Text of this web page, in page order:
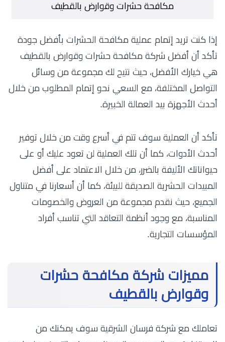
مكافحة حشرات وقوارض بالقطيف
إذا كنت تريد إتمام عملية مكافحة الحشرات بأفضل جودة
تأكد أن أفضل شركة مكافحة حشرات وقوارض بالقطيف
هي خيارك الأفضل، حيث نتيح لك مجموعة من وسائل
التواصل المختلفة، مع السعي نحو إتمام المطلوب من خلال
أحدث الأجهزة بيد العمالة الخبيرة.
تأكد أن العملية سوف تتم في أسرع وقت من خلال توفير
أحدث الأدوات، كما أن تلك العملية لن تعود عليك أو على
حيواناتك الأليفة بالضرر، من خلال الاعتماد على أفضل
المبيدات الحشرية الصديقة للبيئة، كما أن أسعارنا في متناول
الجميع، حيث نقدم مجموعة من العروض والخصومات
المناسبة، مع وجود أنظمة التعاقد التي تناسب أفراد
المؤسسات التجارية.
مميزات شركة مكافحة حشرات
وقوارض بالقطيف
تعاملك مع شركة فرسان الشرقية سوف يمكنك من